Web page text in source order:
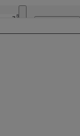
na 180 400 zł.